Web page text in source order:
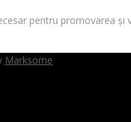
pentru promovarea și
Marksome